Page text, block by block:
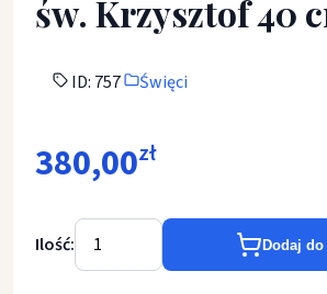
św. Krzysztof 40
ID: 757 Święci
380,00zł
Ilość: Dodaj